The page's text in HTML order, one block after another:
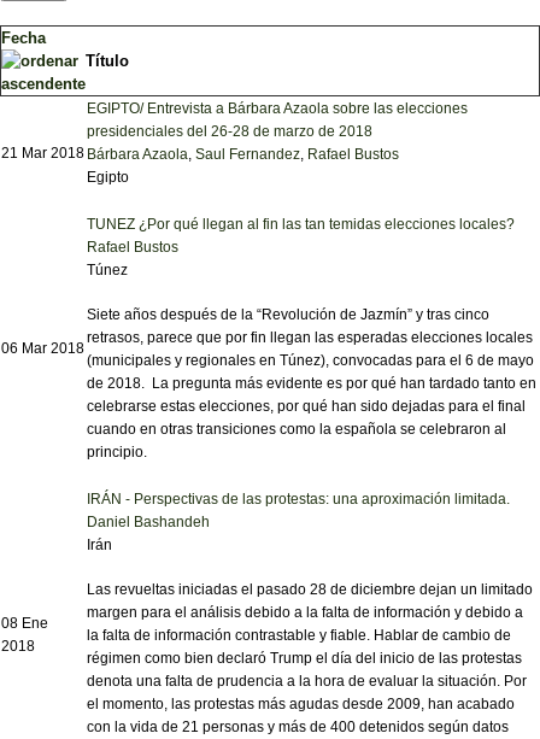
Fecha
Título
21 Mar 2018
EGIPTO/ Entrevista a Bárbara Azaola sobre las elecciones
presidenciales del 26-28 de marzo de 2018
Bárbara Azaola Saul Fernandez Rafael Bustos
Egipto
06 Mar 2018
TUNEZ ¿Por qué llegan al fin las tan temidas elecciones locales?
Rafael Bustos
Túnez
Siete años después de la “Revolución de Jazmín” y tras cinco
retrasos, parece que por fin llegan las esperadas elecciones locales
(municipales y regionales en Túnez), convocadas para el 6 de mayo
de 2018. La pregunta más evidente es por qué han tardado tanto en
celebrarse estas elecciones, por qué han sido dejadas para el final
cuando en otras transiciones como la española se celebraron al
principio.
08 Ene
2018
IRÁN - Perspectivas de las protestas: una aproximación limitada.
Daniel Bashandeh
Irán
Las revueltas iniciadas el pasado 28 de diciembre dejan un limitado
margen para el análisis debido a la falta de información y debido a
la falta de información contrastable y fiable. Hablar de cambio de
régimen como bien declaró Trump el día del inicio de las protestas
denota una falta de prudencia a la hora de evaluar la situación. Por
el momento, las protestas más agudas desde 2009, han acabado
con la vida de 21 personas y más de 400 detenidos según datos